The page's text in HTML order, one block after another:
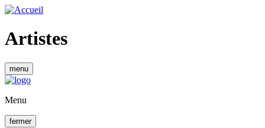
Aller
contenu
principal
Artistes
menu
Menu
fermer